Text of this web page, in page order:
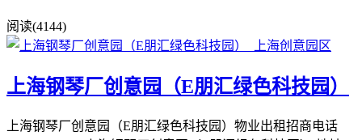
阅读(4144)
上海钢琴厂创意园（E朋汇绿色科技园）
上海钢琴厂创意园（E朋汇绿色科技园）物业出租招商电话